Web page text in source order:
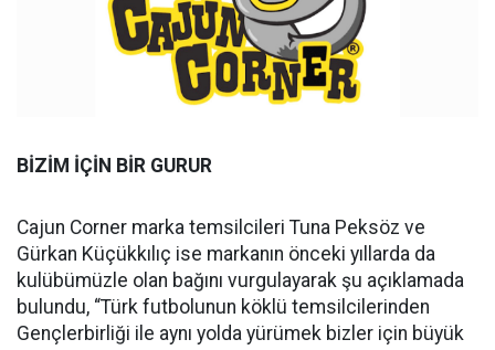
BİZİM İÇİN BİR GURUR
Cajun Corner marka temsilcileri Tuna Peksöz ve
Gürkan Küçükkılıç ise markanın önceki yıllarda da
kulübümüzle olan bağını vurgulayarak şu açıklamada
bulundu, “Türk futbolunun köklü temsilcilerinden
Gençlerbirliği ile aynı yolda yürümek bizler için büyük